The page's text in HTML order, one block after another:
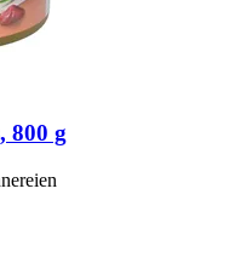
800 g